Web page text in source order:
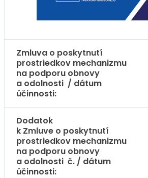
Zmluva o poskytnutí
prostriedkov mechanizmu
na podporu obnovy
a odolnosti / dátum
účinnosti:
Dodatok
k Zmluve o poskytnutí
prostriedkov mechanizmu
na podporu obnovy
a odolnosti č. / dátum
účinnosti: